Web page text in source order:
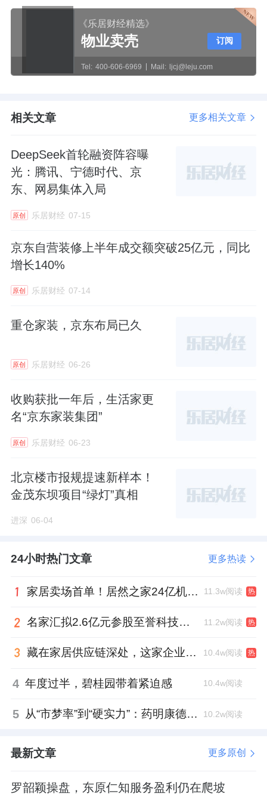
《乐居财经精选》
物业卖壳
Tel: 400-606-6969 Mail: ljcj@leju.com
订阅
相关文章 更多相关文章
DeepSeek首轮融资阵容曝
光：腾讯、宁德时代、京
东、网易集体入局
原创 乐居财经 07-15
京东自营装修上半年成交额突破25亿元，同比
增长140%
原创 乐居财经 07-14
重仓家装，京东布局已久
原创 乐居财经 06-26
收购获批一年后，生活家更
名“京东家装集团”
原创 乐居财经 06-23
北京楼市报规提速新样本！
金茂东坝项目“绿灯”真相
进深 06-04
24小时热门文章 更多热读
家居卖场首单！居然之家24亿机构间REITs获深交所无异议函 11.3w阅读 热
名家汇拟2.6亿元参股至誉科技，跨界布局工业级固态存储 11.2w阅读 热
藏在家居供应链深处，这家企业正在悄悄转型 10.4w阅读 热
4 年度过半，碧桂园带着紧迫感 10.4w阅读
5 从“市梦率”到“硬实力”：药明康德如何用业绩填平2021年估值鸿沟？ 10.2w阅读
最新文章 更多原创
罗韶颖操盘，东原仁知服务盈利仍在爬坡